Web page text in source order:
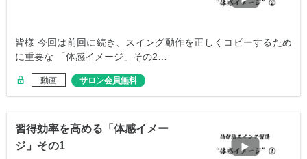
皆様 今回は前回に続き、スイング動作を正しくコピーするため
に重要な 「体感イメージ」その2…
動画 サロン会員無料
習得効率を高める「体感イメー
ジ」その1